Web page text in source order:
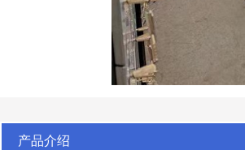
产品介绍